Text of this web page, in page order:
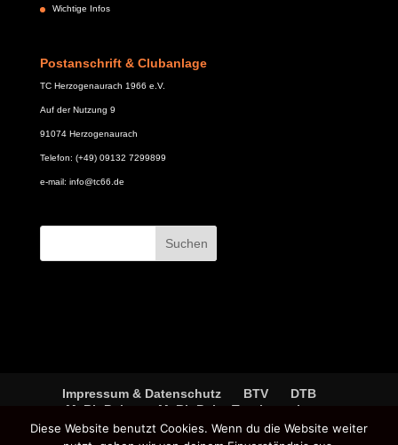
Wichtige Infos
Postanschrift & Clubanlage
TC Herzogenaurach 1966 e.V.
Auf der Nutzung 9
91074 Herzogenaurach
Telefon: (+49) 09132 7299899
e-mail: info@tc66.de
Impressum & Datenschutz BTV
DTB
MyBigPoint
MyBigPoint Turniersuche
Diese Website benutzt Cookies. Wenn du die Website weiter